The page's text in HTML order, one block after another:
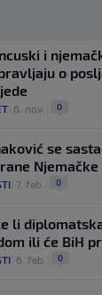
i
o
6. nov. 0
se
Njemačke
7. feb. 0
li
ili će BiH
6. feb. 0